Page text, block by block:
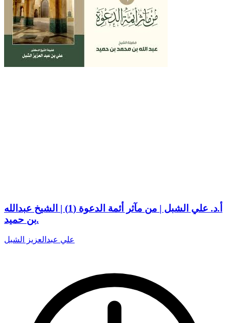
أ.د. علي الشبل | من مآثر أئمة الدعوة (1) | الشيخ عبدالله
بن حميد.
علي عبدالعزيز الشبل